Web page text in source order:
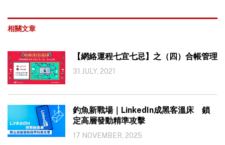
相關文章
【網絡運程七宜七忌】之（四）合帳管理
31 JULY, 2021
釣魚新戰場｜LinkedIn成黑客溫床 鎖
定高層發動精準攻擊
17 NOVEMBER, 2025